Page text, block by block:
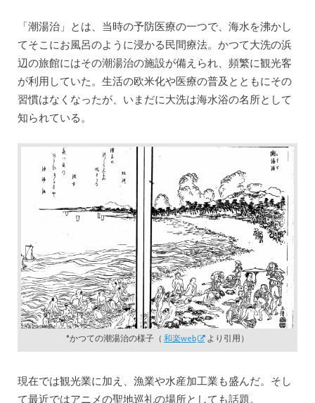
「潮湯治」とは、当時の予防医療の一つで、海水を沸かし
てそこにお風呂のように浸かる民間療法。かつて大洗の浜
辺の旅館にはその潮湯治の施設が備えられ、頻繁に観光客
が利用していた。生活の欧米化や医療の普及とともにその
習慣はなくなったが、いまだに大洗は海水浴の名所として
知られている。
*かつての潮湯治の様子（ 和楽web より引用）
現在では観光業に加え、漁業や水産加工業も盛んだ。そし
て最近ではアニメの聖地巡礼の場所としても話題。